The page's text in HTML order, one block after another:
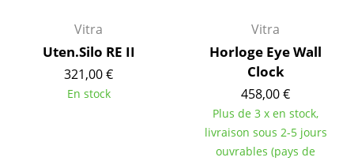
Luminaires
Suspensions & Plafonniers
Vitra
Uten.Silo RE II
321,00 €
En stock
Vitra
Horloge Eye Wall
Clock
458,00 €
Plus de 3 x en stock,
livraison sous 2-5 jours
ouvrables (pays de